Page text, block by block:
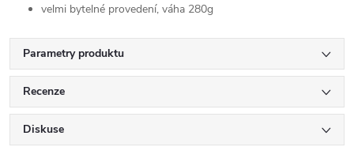
velmi bytelné provedení, váha 280g
Parametry produktu
Recenze
Diskuse